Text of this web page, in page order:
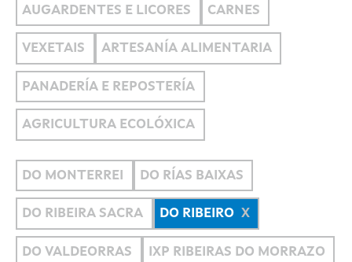
AUGARDENTES E LICORES CARNES
VEXETAIS ARTESANÍA ALIMENTARIA
PANADERÍA E REPOSTERÍA
AGRICULTURA ECOLÓXICA
DO MONTERREI DO RÍAS BAIXAS
DO RIBEIRA SACRA DO RIBEIRO
DO VALDEORRAS IXP RIBEIRAS DO MORRAZO